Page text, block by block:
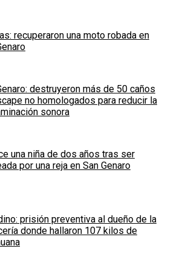
recuperaron una moto robada en
destruyeron más de 50 caños
no homologados para reducir la
sonora
una niña de dos años tras ser
por una reja en San Genaro
prisión preventiva al dueño de la
donde hallaron 107 kilos de